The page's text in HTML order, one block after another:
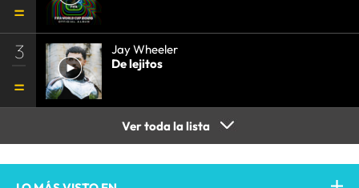
3
Jay Wheeler
De lejitos
Ver toda la lista